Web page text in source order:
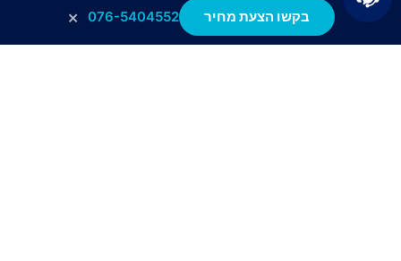
בקשו הצעת מחיר 076-5404552
×